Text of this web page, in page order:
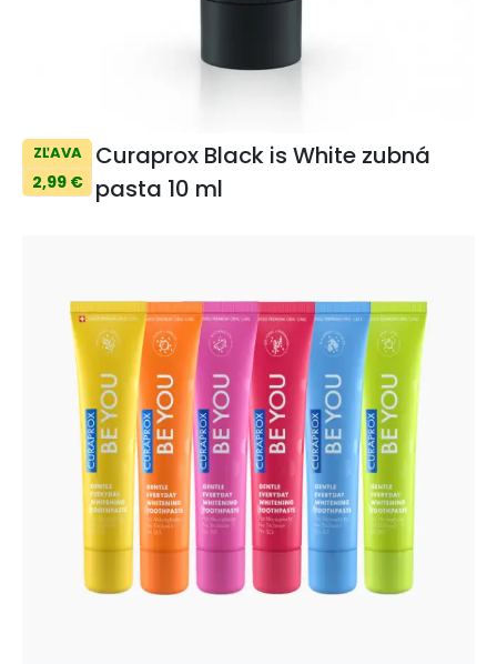
ZĽAVA
2,99 €
Curaprox Black is White zubná
pasta 10 ml